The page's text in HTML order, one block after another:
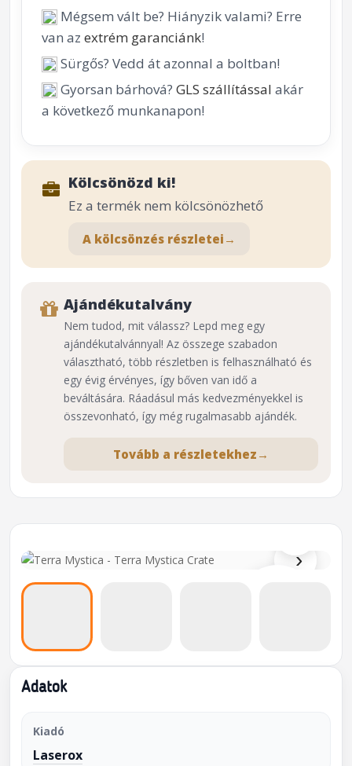
›
⌕
Adatok
Kiadó
Laserox
Mégsem vált be? Hiányzik valami? Erre
van az extrém garanciánk!
Sürgős? Vedd át azonnal a boltban!
Gyorsan bárhová? GLS szállítással akár
a következő munkanapon!
Kölcsönözd ki!
Ez a termék nem kölcsönözhető
A kölcsönzés részletei →
Ajándékutalvány
Nem tudod, mit válassz? Lepd meg egy
ajándékutalvánnyal! Az összege szabadon
választható, több részletben is felhasználható és
egy évig érvényes, így bőven van idő a
beváltására. Ráadásul más kedvezményekkel is
összevonható, így még rugalmasabb ajándék.
Tovább a részletekhez →